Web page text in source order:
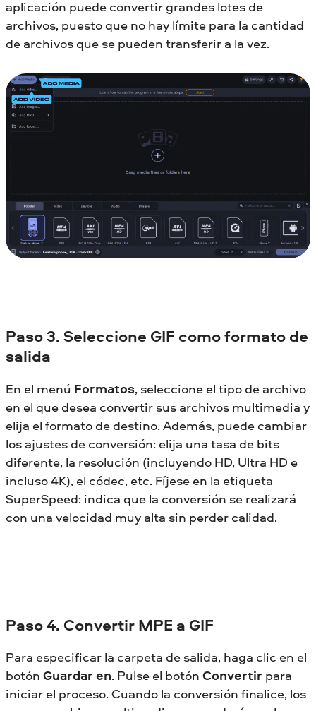
aplicación puede convertir grandes lotes de
archivos, puesto que no hay límite para la cantidad
de archivos que se pueden transferir a la vez.
Paso 3. Seleccione GIF como formato de
salida
En el menú Formatos, seleccione el tipo de archivo
en el que desea convertir sus archivos multimedia y
elija el formato de destino. Además, puede cambiar
los ajustes de conversión: elija una tasa de bits
diferente, la resolución (incluyendo HD, Ultra HD e
incluso 4K), el códec, etc. Fíjese en la etiqueta
SuperSpeed: indica que la conversión se realizará
con una velocidad muy alta sin perder calidad.
Paso 4. Convertir MPE a GIF
Para especificar la carpeta de salida, haga clic en el
botón Guardar en. Pulse el botón Convertir para
iniciar el proceso. Cuando la conversión finalice, los